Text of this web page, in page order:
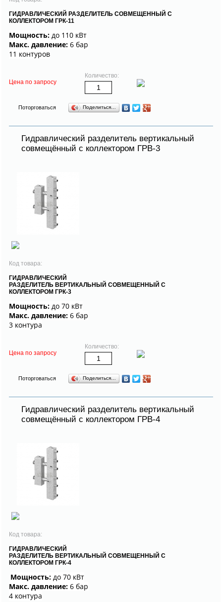
ГИДРАВЛИЧЕСКИЙ РАЗДЕЛИТЕЛЬ СОВМЕЩЕННЫЙ С
КОЛЛЕКТОРОМ ГРК-11
Мощность: до 110 кВт
Макс. давление: 6 бар
11 контуров
Цена по запросу
Количество:
Поторговаться Поделиться…
Гидравлический разделитель вертикальный
совмещённый с коллектором ГРВ-3
Код товара:
ГИДРАВЛИЧЕСКИЙ
РАЗДЕЛИТЕЛЬ ВЕРТИКАЛЬНЫЙ СОВМЕЩЕННЫЙ С
КОЛЛЕКТОРОМ ГРК-3
Мощность: до 70 кВт
Макс. давление: 6 бар
3 контура
Цена по запросу
Количество:
Поторговаться Поделиться…
Гидравлический разделитель вертикальный
совмещённый с коллектором ГРВ-4
Код товара:
ГИДРАВЛИЧЕСКИЙ
РАЗДЕЛИТЕЛЬ ВЕРТИКАЛЬНЫЙ СОВМЕЩЕННЫЙ С
КОЛЛЕКТОРОМ ГРК-4
Мощность: до 70 кВт
Макс. давление: 6 бар
4 контура